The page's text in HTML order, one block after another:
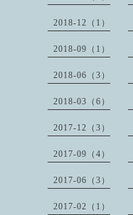
2018-12（1）
2018-09（1）
2018-06（3）
2018-03（6）
2017-12（3）
2017-09（4）
2017-06（3）
2017-02（1）